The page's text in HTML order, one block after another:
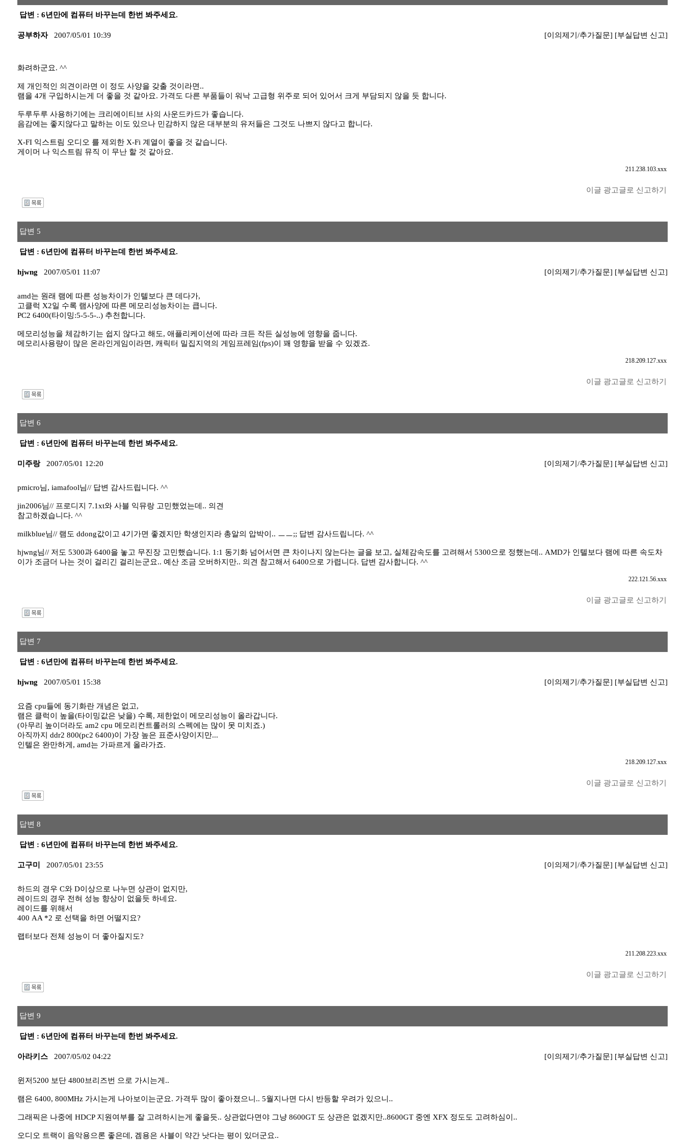
답변 : 6년만에 컴퓨터 바꾸는데 한번 봐주세요.
공부하자 2007/05/01 10:39 [이의제기/추가질문] [부실답변 신고]
화려하군요. ^^
제 개인적인 의견이라면 이 정도 사양을 갖출 것이라면..
램을 4개 구입하시는게 더 좋을 것 같아요. 가격도 다른 부품들이 워낙 고급형 위주로 되어 있어서 크게 부담되지 않을 듯 합니다.
두루두루 사용하기에는 크리에이티브 사의 사운드카드가 좋습니다.
음감에는 좋지않다고 말하는 이도 있으나 민감하지 않은 대부분의 유저들은 그것도 나쁘지 않다고 합니다.
X-FI 익스트림 오디오 를 제외한 X-Fi 계열이 좋을 것 같습니다.
게이머 나 익스트림 뮤직 이 무난 할 것 같아요.
211.238.103.xxx
이글 광고글로 신고하기
답변 5
답변 : 6년만에 컴퓨터 바꾸는데 한번 봐주세요.
hjwng 2007/05/01 11:07 [이의제기/추가질문] [부실답변 신고]
amd는 원래 램에 따른 성능차이가 인텔보다 큰 데다가,
고클럭 X2일 수록 램사양에 따른 메모리성능차이는 큽니다.
PC2 6400(타이밍:5-5-5-..) 추천합니다.
메모리성능을 체감하기는 쉽지 않다고 해도, 애플리케이션에 따라 크든 작든 실성능에 영향을 줍니다.
메모리사용량이 많은 온라인게임이라면, 캐릭터 밀집지역의 게임프레임(fps)이 꽤 영향을 받을 수 있겠죠.
218.209.127.xxx
이글 광고글로 신고하기
답변 6
답변 : 6년만에 컴퓨터 바꾸는데 한번 봐주세요.
미주랑 2007/05/01 12:20 [이의제기/추가질문] [부실답변 신고]
pmicro님, iamafool님// 답변 감사드립니다. ^^
jin2006님// 프로디지 7.1xt와 사블 익뮤랑 고민했었는데.. 의견
참고하겠습니다. ^^
milkblue님// 램도 ddong값이고 4기가면 좋겠지만 학생인지라 총알의 압박이.. ㅡㅡ;; 답변 감사드립니다. ^^
hjwng님// 저도 5300과 6400을 놓고 무진장 고민했습니다. 1:1 동기화 넘어서면 큰 차이나지 않는다는 글을 보고, 실체감속도를 고려해서 5300으로 정했는데.. AMD가 인텔보다 램에 따른 속도차
이가 조금더 나는 것이 걸리긴 걸리는군요.. 예산 조금 오버하지만.. 의견 참고해서 6400으로 가렵니다. 답변 감사합니다. ^^
222.121.56.xxx
이글 광고글로 신고하기
답변 7
답변 : 6년만에 컴퓨터 바꾸는데 한번 봐주세요.
hjwng 2007/05/01 15:38 [이의제기/추가질문] [부실답변 신고]
요즘 cpu들에 동기화란 개념은 없고,
램은 클럭이 높을(타이밍값은 낮을) 수록, 제한없이 메모리성능이 올라갑니다.
(아무리 높이더라도 am2 cpu 메모리컨트롤러의 스펙에는 많이 못 미치죠.)
아직까지 ddr2 800(pc2 6400)이 가장 높은 표준사양이지만...
인텔은 완만하게, amd는 가파르게 올라가죠.
218.209.127.xxx
이글 광고글로 신고하기
답변 8
답변 : 6년만에 컴퓨터 바꾸는데 한번 봐주세요.
고구미 2007/05/01 23:55 [이의제기/추가질문] [부실답변 신고]
하드의 경우 C와 D이상으로 나누면 상관이 없지만,
레이드의 경우 전혀 성능 향상이 없을듯 하네요.
레이드를 위해서
400 AA *2 로 선택을 하면 어떨지요?
랩터보다 전체 성능이 더 좋아질지도?
211.208.223.xxx
이글 광고글로 신고하기
답변 9
답변 : 6년만에 컴퓨터 바꾸는데 한번 봐주세요.
아라키스 2007/05/02 04:22 [이의제기/추가질문] [부실답변 신고]
윈저5200 보단 4800브리즈번 으로 가시는게..
램은 6400, 800MHz 가시는게 나아보이는군요. 가격두 많이 좋아졌으니.. 5월지나면 다시 반등할 우려가 있으니..
그래픽은 나중에 HDCP 지원여부를 잘 고려하시는게 좋을듯.. 상관없다면야 그냥 8600GT 도 상관은 없겠지만..8600GT 중엔 XFX 정도도 고려하심이..
오디오 트랙이 음악용으론 좋은데, 겜용은 사블이 약간 낫다는 평이 있더군요..